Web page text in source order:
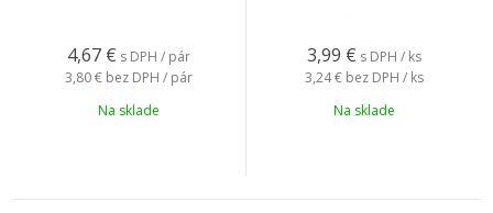
4,67 € s DPH / pár
3,80 € bez DPH / pár
Na sklade
3,99 € s DPH / ks
3,24 € bez DPH / ks
Na sklade